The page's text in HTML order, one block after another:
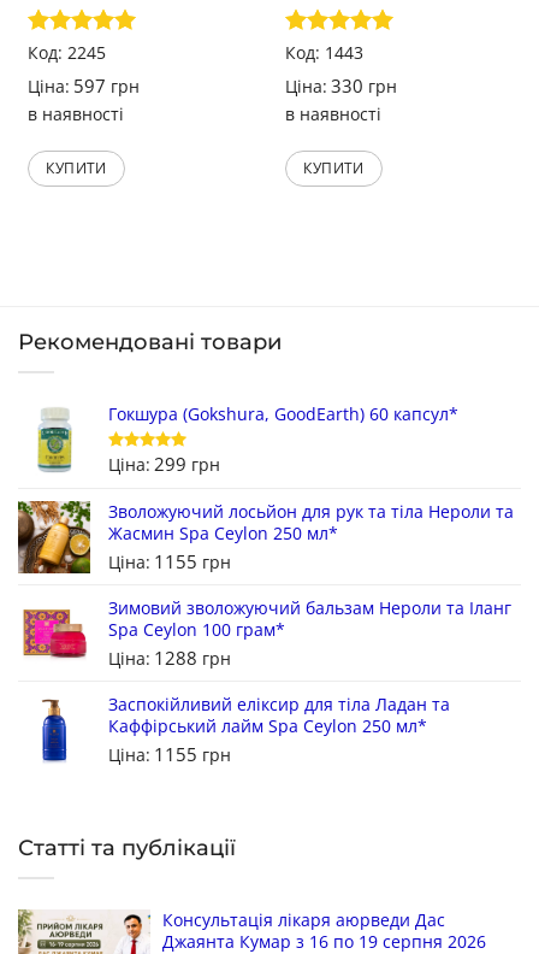
Оцінено в
Код: 2245
Ціна: 597 грн
в наявності
КУПИТИ
Оцінено в
Код: 1443
Ціна: 330 грн
в наявності
КУПИТИ
Рекомендовані товари
Гокшура (Gokshura, GoodEarth) 60 капсул*
Оцінено в
з 5
Ціна: 299 грн
Зволожуючий лосьйон для рук та тіла Нероли та
Жасмин Spa Ceylon 250 мл*
Ціна: 1155 грн
Зимовий зволожуючий бальзам Нероли та Іланг
Spa Ceylon 100 грам*
Ціна: 1288 грн
Заспокійливий еліксир для тіла Ладан та
Каффірський лайм Spa Ceylon 250 мл*
Ціна: 1155 грн
Статті та публікації
Консультація лікаря аюрведи Дас
Джаянта Кумар з 16 по 19 серпня 2026